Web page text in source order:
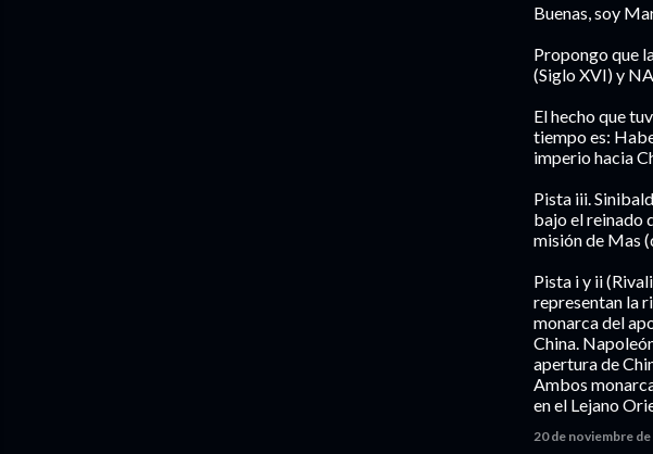
Buenas, soy
Propongo que
(Siglo XVI) y
El hecho que
tiempo es:
imperio hacia
Pista iii.
bajo el reinado
misión de Mas
Pista i y ii
representan la
monarca del
China.
apertura de
Ambos
en el Lejano
20 de noviembre de